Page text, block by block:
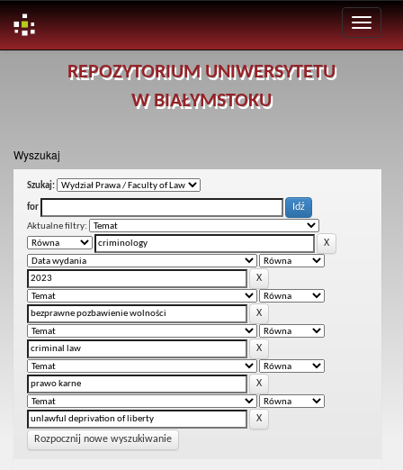
REPOZYTORIUM UNIWERSYTETU
W BIAŁYMSTOKU
Wyszukaj
Szukaj:
for
Aktualne filtry:
Rozpocznij nowe wyszukiwanie